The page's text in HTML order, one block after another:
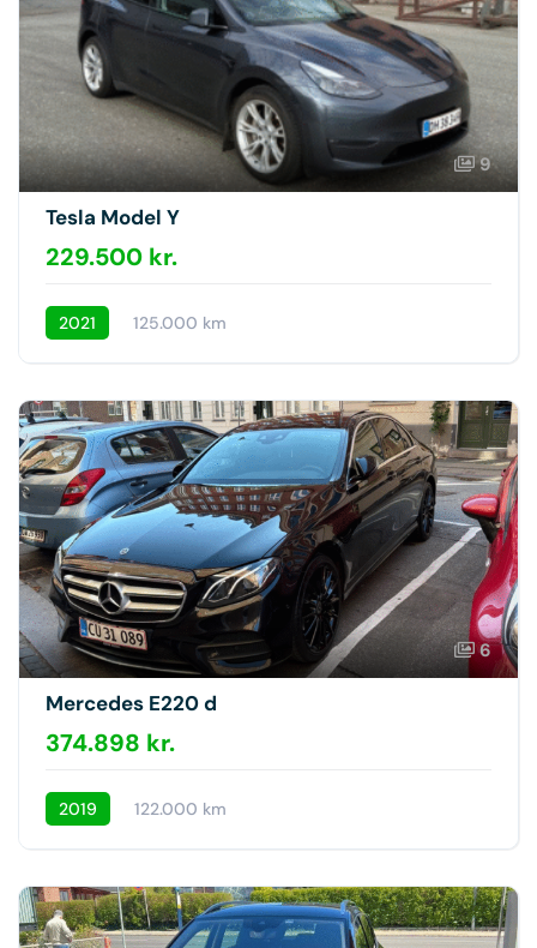
9
Tesla Model Y
229.500 kr.
2021 125.000 km
6
Mercedes E220 d
374.898 kr.
2019 122.000 km